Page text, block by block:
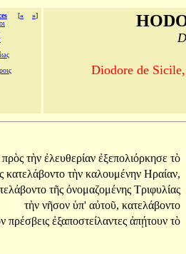
[« »]
Diodore de
πρὸς τὴν ἐλευθερίαν ἐξεπολιόρκησε τὸ
κατελάβοντο τὴν καλουμένην Ηραίαν,
τῆς ὀνομαζομένης Τριφυλίας
τὴν νῆσον ὑπ' αὐτοῦ, κατελάβοντο
πρέσβεις ἐξαποστείλαντες ἀπῄτουν τὸ